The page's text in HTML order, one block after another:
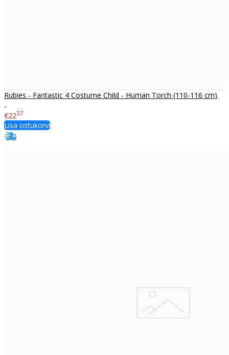
Rubies - Fantastic 4 Costume Child - Human Torch (110-116 cm)
..
€2237
Lisa ostukorvi